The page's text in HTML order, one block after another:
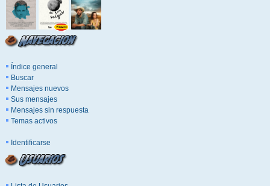
Índice general
Buscar
Mensajes nuevos
Sus mensajes
Mensajes sin respuesta
Temas activos
Identificarse